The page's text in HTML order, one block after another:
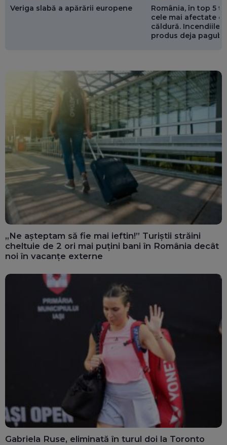
Veriga slabă a apărării europene
România, în top 5
cele mai afectate
căldură. Incendiile
produs deja
„Ne așteptam să fie mai ieftin!” Turiștii străini
cheltuie de 2 ori mai puțini bani în România decât
noi în vacanțe externe
Gabriela Ruse, eliminată în turul doi la Toronto